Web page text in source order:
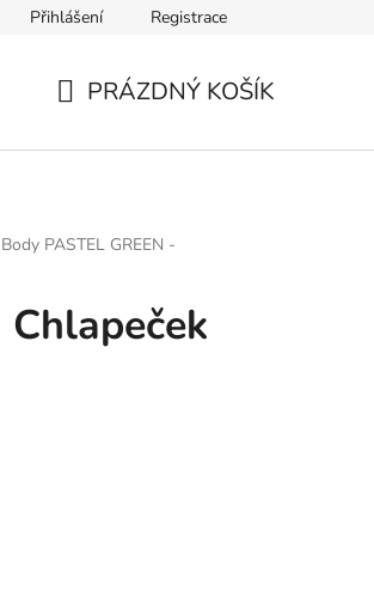
Přihlášení Registrace
PRÁZDNÝ KOŠÍK
Body PASTEL GREEN -
Chlapeček